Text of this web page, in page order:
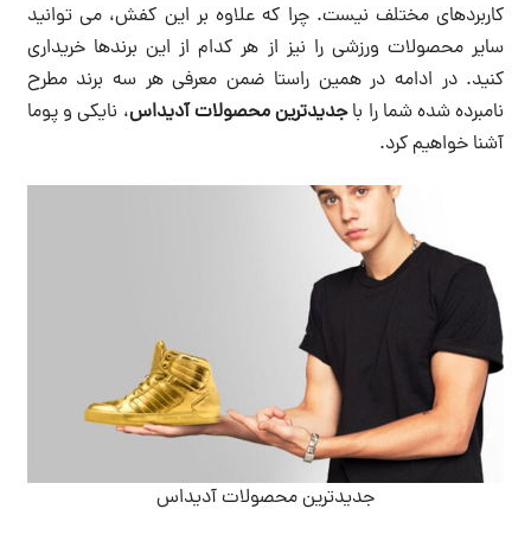
کاربردهای مختلف نیست. چرا که علاوه بر این کفش، می توانید
سایر محصولات ورزشی را نیز از هر کدام از این برندها خریداری
کنید. در ادامه در همین راستا ضمن معرفی هر سه برند مطرح
نامبرده شده شما را باجدیدترین محصولات آدیداس، نایکی و پوما
آشنا خواهیم کرد.
جدیدترین محصولات آدیداس